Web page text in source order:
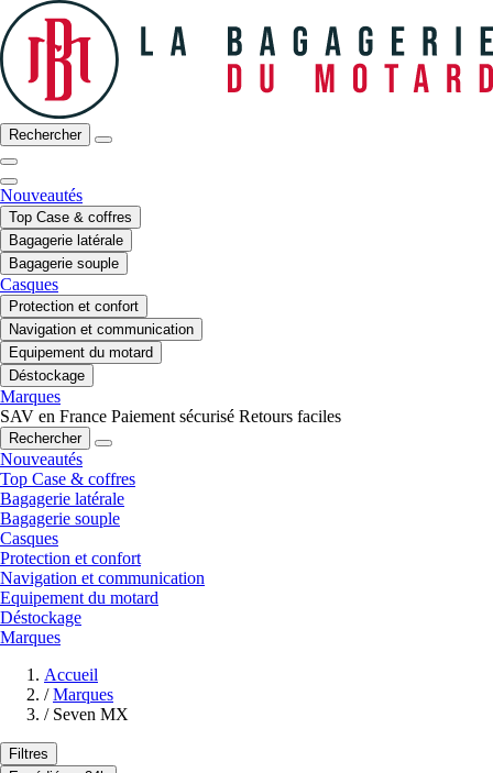
Rechercher
Nouveautés
Top Case & coffres
Bagagerie latérale
Bagagerie souple
Casques
Protection et confort
Navigation et communication
Equipement du motard
Déstockage
Marques
SAV en France Paiement sécurisé Retours faciles
Rechercher
Nouveautés
Top Case & coffres
Bagagerie latérale
Bagagerie souple
Casques
Protection et confort
Navigation et communication
Equipement du motard
Déstockage
Marques
Accueil
/ Marques
/ Seven MX
Filtres